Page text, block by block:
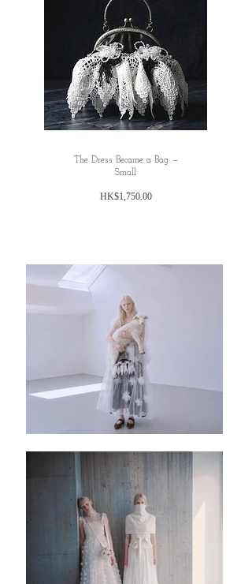
deviation （ranged）at 1-3cm.
✿ Oriel Juliet vest 則是比較鮮明的黃色背心
款，厚度也是中等，也是不容易起皺，方便
摺疊收納，跟Nara Olive Top 非常配襯，想
衣著顏色沒有那麼單調的可以考慮這一款！
雖然這款布料不是低調的圖案和花色，但也
非常容易配搭不同衣服！
✿反正這次的Juliet Vest 是must buy item ! 因
為真係好容易配搭！！而且均碼，做打底又
不浪費行李空間，同時每天衣服配搭都有變
化！而且他們的腰帶是可以互相交換使用
的，因為可以完全直接拆開，又或者可以參
The Dress Became a Bag —
Small
HK$1,750.00價